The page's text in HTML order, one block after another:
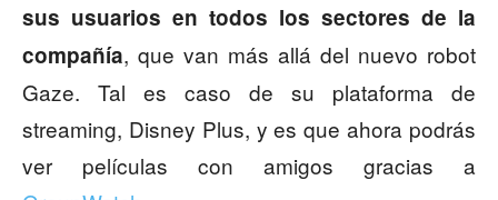
sus usuarios en todos los sectores de la
compañía, que van más allá del nuevo robot
Gaze. Tal es caso de su plataforma de
streaming, Disney Plus, y es que ahora podrás
ver películas con amigos gracias a